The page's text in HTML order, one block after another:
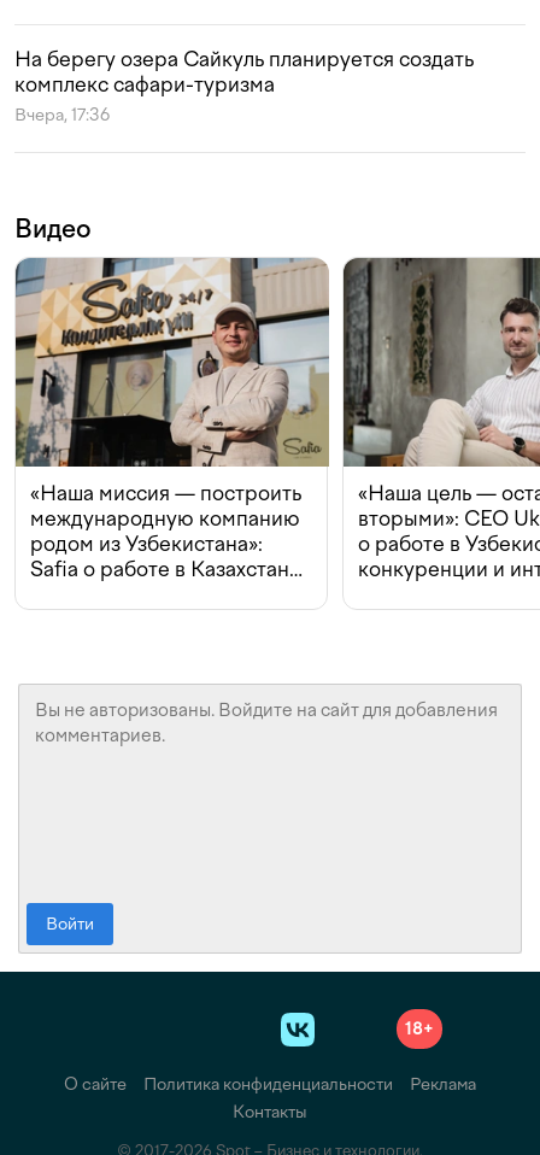
На берегу озера Сайкуль планируется создать
комплекс сафари-туризма
Вчера, 17:36
Видео
«Наша миссия — построить
международную компанию
родом из Узбекистана»:
Safia о работе в Казахстане,
«Наша цель —
вторыми»: CEO
о работе в
конкуренции и
Войти
18+
О сайте Политика конфиденциальности
Реклама
Контакты
© 2017-2026 Spot – Бизнес и технологии.